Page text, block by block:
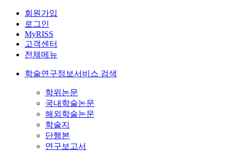
회원가입
로그인
MyRISS
고객센터
전체메뉴
학술연구정보서비스 검색
학위논문
국내학술논문
해외학술논문
학술지
단행본
연구보고서